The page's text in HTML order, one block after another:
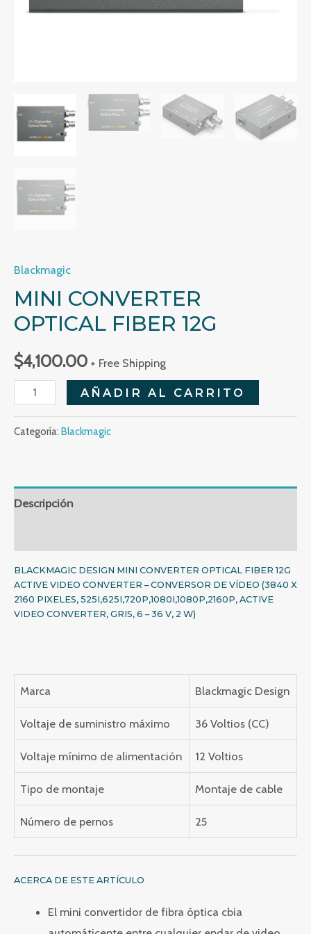
Blackmagic
MINI CONVERTER
OPTICAL FIBER 12G
$4,100.00 + Free Shipping
Mini
Optical
AÑADIR AL CARRITO
Categoría: Blackmagic
Descripción
BLACKMAGIC DESIGN MINI CONVERTER OPTICAL FIBER 12G
ACTIVE VIDEO CONVERTER – CONVERSOR DE VÍDEO (3840 X
2160 PIXELES, 525I,625I,720P,1080I,1080P,2160P, ACTIVE
VIDEO CONVERTER, GRIS, 6 – 36 V, 2 W)
Marca Blackmagic Design
Voltaje de suministro máximo 36 Voltios (CC)
Voltaje mínimo de alimentación 12 Voltios
Tipo de montaje Montaje de cable
Número de pernos 25
ACERCA DE ESTE ARTÍCULO
El mini convertidor de fibra óptica cbia